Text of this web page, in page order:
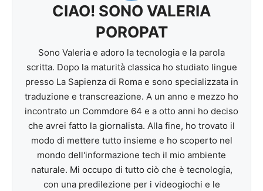
CIAO! SONO VALERIA
POROPAT
Sono Valeria e adoro la tecnologia e la parola
scritta. Dopo la maturità classica ho studiato lingue
presso La Sapienza di Roma e sono specializzata in
traduzione e transcreazione. A un anno e mezzo ho
incontrato un Commdore 64 e a otto anni ho deciso
che avrei fatto la giornalista. Alla fine, ho trovato il
modo di mettere tutto insieme e ho scoperto nel
mondo dell'informazione tech il mio ambiente
naturale. Mi occupo di tutto ciò che è tecnologia,
con una predilezione per i videogiochi e le